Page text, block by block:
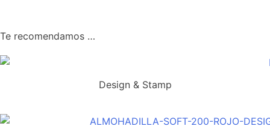
Te recomendamos …
Design & Stamp